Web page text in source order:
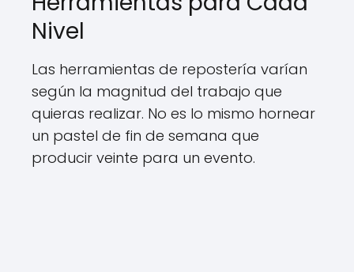
Nivel
Las herramientas de repostería varían
según la magnitud del trabajo que
quieras realizar. No es lo mismo hornear
un pastel de fin de semana que
producir veinte para un evento.